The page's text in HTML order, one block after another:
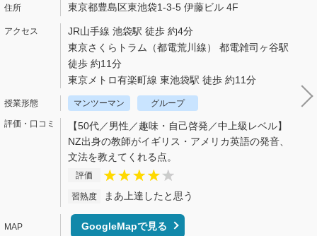
東京都豊島区東池袋1-3-5 伊藤ビル 4F
JR山手線 池袋駅 徒歩 約4分
東京さくらトラム（都電荒川線） 都電雑司ヶ谷駅
徒歩 約11分
東京メトロ有楽町線 東池袋駅 徒歩 約11分
マンツーマン グループ
【50代／男性／趣味・自己啓発／中上級レベル】
NZ出身の教師がイギリス・アメリカ英語の発音、
文法を教えてくれる点。
評価
習熟度 まあ上達したと思う
GoogleMapで見る